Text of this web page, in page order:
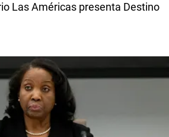
Las Américas presenta Destino